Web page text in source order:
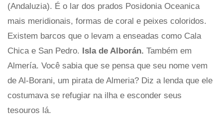
(Andaluzia). É o lar dos prados Posidonia Oceanica
mais meridionais, formas de coral e peixes coloridos.
Existem barcos que o levam a enseadas como Cala
Chica e San Pedro. Isla de Alborán. Também em
Almería. Você sabia que se pensa que seu nome vem
de Al-Borani, um pirata de Almeria? Diz a lenda que ele
costumava se refugiar na ilha e esconder seus
tesouros lá.